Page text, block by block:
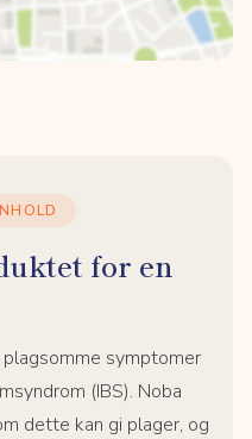
for en
symptomer
(IBS). Noba
dette kan gi plager, og